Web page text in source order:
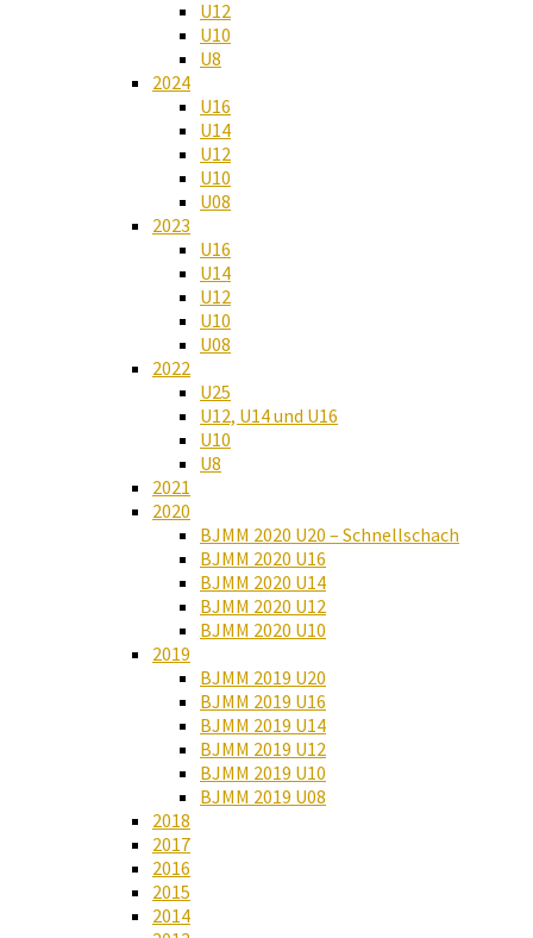
U12
U10
U8
2024
U16
U14
U12
U10
U08
2023
U16
U14
U12
U10
U08
2022
U25
U12, U14 und U16
U10
U8
2021
2020
BJMM 2020 U20 – Schnellschach
BJMM 2020 U16
BJMM 2020 U14
BJMM 2020 U12
BJMM 2020 U10
2019
BJMM 2019 U20
BJMM 2019 U16
BJMM 2019 U14
BJMM 2019 U12
BJMM 2019 U10
BJMM 2019 U08
2018
2017
2016
2015
2014